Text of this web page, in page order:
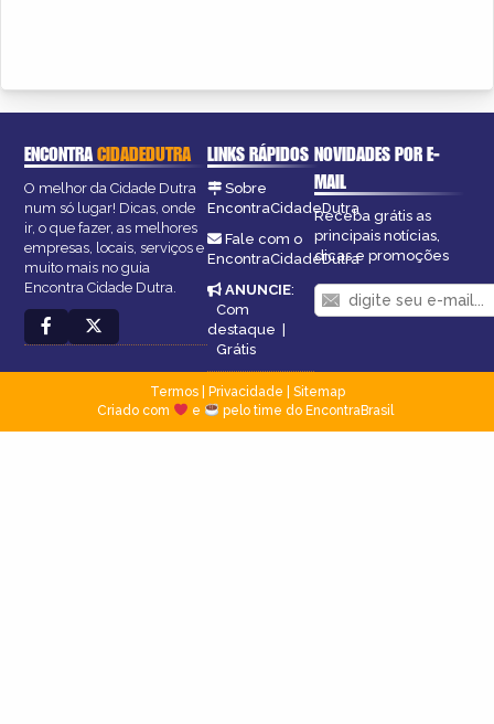
ENCONTRACIDADEDUTRA
O melhor da Cidade Dutra
num só lugar! Dicas, onde
ir, o que fazer, as melhores
empresas, locais, serviços e
muito mais no guia
Encontra Cidade Dutra.
LINKS RÁPIDOS
Sobre
EncontraCidadeDutra
Fale com o
EncontraCidadeDutra
ANUNCIE:
Com
destaque |
Grátis
NOVIDADES POR E-
MAIL
Receba grátis as
principais notícias,
dicas e promoções
Termos| Privacidade
Sitemap
Criado com
e pelo time do EncontraBrasil